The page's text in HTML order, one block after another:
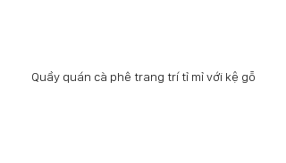
Quầy quán cà phê trang trí tỉ mỉ với kệ gỗ